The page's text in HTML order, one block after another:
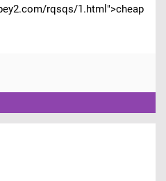
rqsqs/1.html">cheap